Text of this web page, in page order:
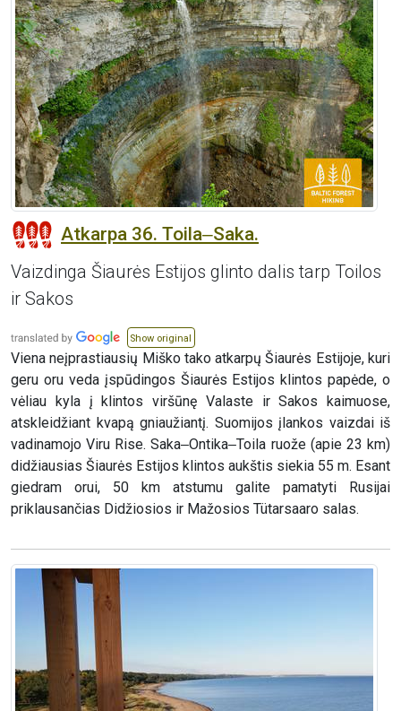
Atkarpa 36. Toila‒Saka.
Vaizdinga Šiaurės Estijos glinto dalis tarp Toilos
ir Sakos
Show original
Viena neįprastiausių Miško tako atkarpų Šiaurės Estijoje, kuri
geru oru veda įspūdingos Šiaurės Estijos klintos papėde, o
vėliau kyla į klintos viršūnę Valaste ir Sakos kaimuose,
atskleidžiant kvapą gniaužiantį. Suomijos įlankos vaizdai iš
vadinamojo Viru Rise. Saka‒Ontika‒Toila ruože (apie 23 km)
didžiausias Šiaurės Estijos klintos aukštis siekia 55 m. Esant
giedram orui, 50 km atstumu galite pamatyti Rusijai
priklausančias Didžiosios ir Mažosios Tütarsaaro salas.